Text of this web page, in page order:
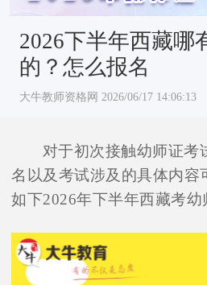
2026下半年西藏哪
的？怎么报名
大牛教师资格网 2026/06/17 14:06:13
对于初次接触幼师证考
名以及考试涉及的具体内容
如下2026年下半年西藏考幼